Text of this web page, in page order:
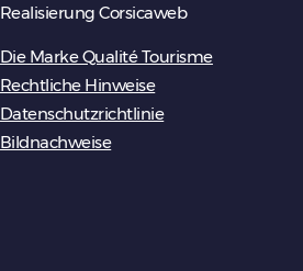
Realisierung Corsicaweb
Die Marke Qualité Tourisme
Rechtliche Hinweise
Datenschutzrichtlinie
Bildnachweise